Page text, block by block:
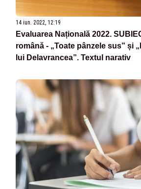
14 iun. 2022, 12:19
Evaluarea Națională 2022.
română - „Toate pânzele sus” și
lui Delavrancea”. Textul narativ